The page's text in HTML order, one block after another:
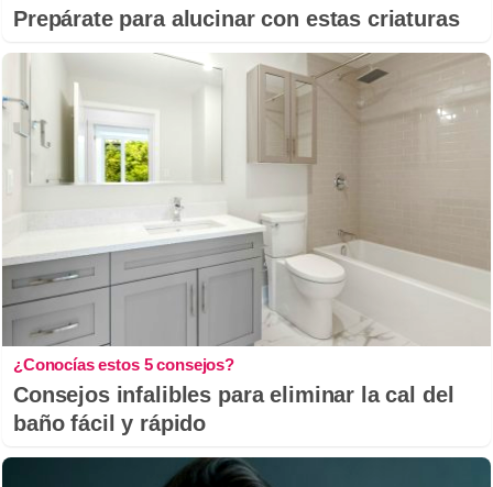
Prepárate para alucinar con estas criaturas
¿Conocías estos 5 consejos?
Consejos infalibles para eliminar la cal del
baño fácil y rápido